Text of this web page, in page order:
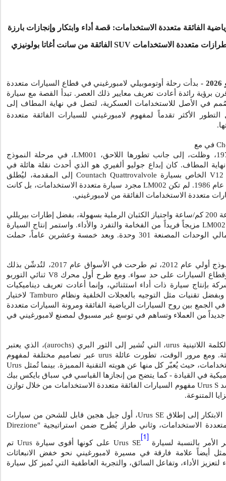
الفائقة متعددة الاستخدامات: قصة أداء وابتكار وإنجازات بارزة
متعددة الاستخداماتSUV الفائقة من سانت أغاتا بولونيزي
بدأت رحلة أوتوموبيلي لامبورغيني في قطاع السيارات متعددة
برؤية رائدة أعادت تعريف معايير ذلك العصر. تبدأ القصة مع سيارة
في الأصل للاستخدامات العسكرية، لتصل في نهاية المطاف إلى
الأكثر تقدماً لمفهوم لامبورغيني للسيارات الفائقة متعددة
في مع
LM001، في مرحلة النموذج
المطاف. كان إبداع جوليو ألفيري هو الذي أحدث نقلة هائلة في
V12 الخاص بسيارة Countach Quattrovalvole إلى المقدمة، ليُطلق
لم تكن
LM002 مجرد سيارة متعددة الاستخدامات، بل كانت
متعددة الاستخدامات الفائقة من لامبورغيني.
وبفضل قدرتها على تجاوز سرعة 200 كم/ساعة واجتياز الكثبان الرملية بسهولة، بفضل إطارات بيريللي
LM002مزيجاً فريداً من الفخامة والتفرد والأداء. واستمر إنتاج السيارة
حتى عام 1992، حيث بلغ إجمالي الوحدات المصنعة 301 وحدة. وبعد خمسة وعشرين عاماً، حملت
تم الكشف عنها لأول مرة كنموذج أولي عام 2012، ثم طرحت في الأسواق عام 2017، لتُدشّن بذلك
وقطاع السيارات على حد سواء. ومع طرح أول محرك V8 ثنائي التوربو
بإنتاج سيارة ذات أداء استثنائي، وإنما أعادت تعريف ديناميكيات
تقنيات مثل التوجيه بالعجلات الخلفية ونظام Tamburo لاختيار
في الجمع بين روح السيارات الرياضية الفائقة ومرونة السيارات متعددة
من العملاء وتساهم في توسع غير مسبوق لمصنع لامبورغيني في
اللاتينية urus، التي تُشير إلى الثور البري (aurochs)، الذي يعتبر
ومع مرور الوقت، تطورت عائلةurus عبر تصاميم مختلفة لمفهوم
حيث يُعبّر كل منها عن هويته التقنية المميزة. بينما تُمثل Urus
في القيادة - كما يتضح من إنجازها القياسي في سباق بايكس بيك
Urus S مفهوم السيارات الفائقة متعددة الاستخدامات من خلال توازن
المتنوعة.
إلى إطلاق Urus SE، أول جيل هجين قابل للشحن من سيارات
متعددة الاستخدامات، وثاني طراز يُطرح ضمن استراتيجية "Direzione
الأمر بالنسبة لسيارة Urus SE
[1]
على كونها أقوى سيارةUrus تم
تُمثل أيضاً علامة فارقة في مسيرة لامبورغيني نحو خفض الانبعاثات
الأداء، وتفاعل السائق، والتجربة العاطفية التي تُميز كل سيارة